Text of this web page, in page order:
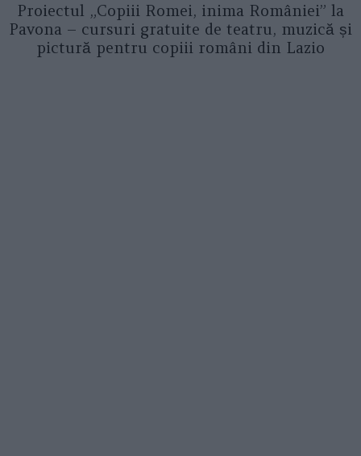
Proiectul „Copiii Romei, inima României” la
Pavona – cursuri gratuite de teatru, muzică și
pictură pentru copiii români din Lazio